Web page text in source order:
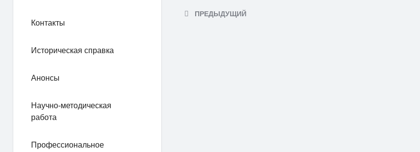
Контакты
Историческая справка
Анонсы
Научно-методическая
работа
Профессиональное
ПРЕДЫДУЩИЙ